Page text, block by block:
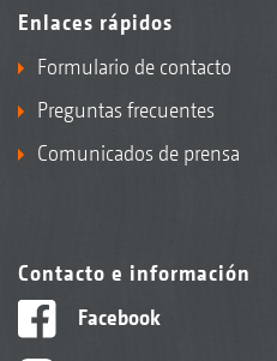
Enlaces rápidos
Formulario de contacto
Preguntas frecuentes
Comunicados de prensa
Contacto e información
Facebook